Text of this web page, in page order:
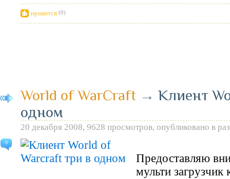
нравится (0)
9
World of WarCraft → Клиент
одном
20 декабря 2008, 9628 просмотров, опубликовано в
Предоставляю
мульти